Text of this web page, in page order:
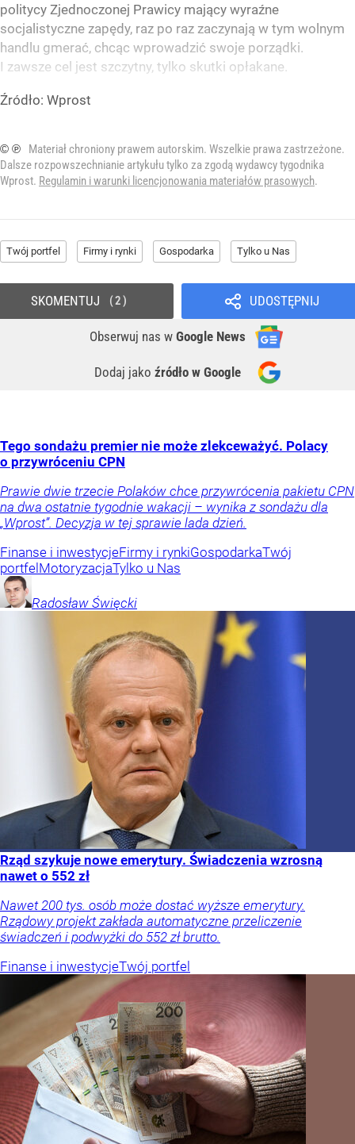
politycy Zjednoczonej Prawicy mający wyraźne
socjalistyczne zapędy, raz po raz zaczynają w tym wolnym
handlu gmerać, chcąc wprowadzić swoje porządki.
I zawsze cel jest szczytny, tylko skutki opłakane.
Źródło: Wprost
© ℗
Materiał chroniony prawem autorskim. Wszelkie prawa zastrzeżone.
Dalsze rozpowszechnianie artykułu tylko za zgodą wydawcy tygodnika
Wprost. Regulamin i warunki licencjonowania materiałów prasowych.
Twój portfel Firmy i rynki Gospodarka Tylko u Nas
UDOSTĘPNIJ
Obserwuj nas w Google News
Dodaj jako źródło w Google
SKOMENTUJ 2
Tego sondażu premier nie może zlekceważyć. Polacy
o przywróceniu CPN
Prawie dwie trzecie Polaków chce przywrócenia pakietu CPN
na dwa ostatnie tygodnie wakacji – wynika z sondażu dla
„Wprost”. Decyzja w tej sprawie lada dzień.
Finanse i inwestycjeFirmy i rynkiGospodarkaTwój
portfel MotoryzacjaTylko u Nas
Radosław Święcki
Rząd szykuje nowe emerytury. Świadczenia wzrosną
nawet o 552 zł
Nawet 200 tys. osób może dostać wyższe emerytury.
Rządowy projekt zakłada automatyczne przeliczenie
świadczeń i podwyżki do 552 zł brutto.
Finanse i inwestycjeTwój portfel